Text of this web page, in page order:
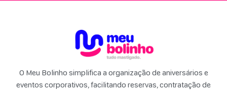
O Meu Bolinho simplifica a organização de aniversários e
eventos corporativos, facilitando reservas, contratação de